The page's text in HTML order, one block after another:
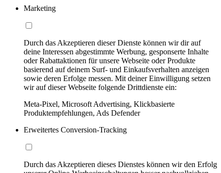
Marketing
Durch das Akzeptieren dieser Dienste können wir dir auf
deine Interessen abgestimmte Werbung, gesponserte Inhalte
oder Rabattaktionen für unsere Webseite oder Produkte
basierend auf deinem Surf- und Einkaufsverhalten anzeigen
sowie deren Erfolge messen. Mit deiner Einwilligung setzen
wir auf dieser Webseite folgende Drittdienste ein:
Meta-Pixel, Microsoft Advertising, Klickbasierte
Produktempfehlungen, Ads Defender
Erweitertes Conversion-Tracking
Durch das Akzeptieren dieses Dienstes können wir den Erfolg